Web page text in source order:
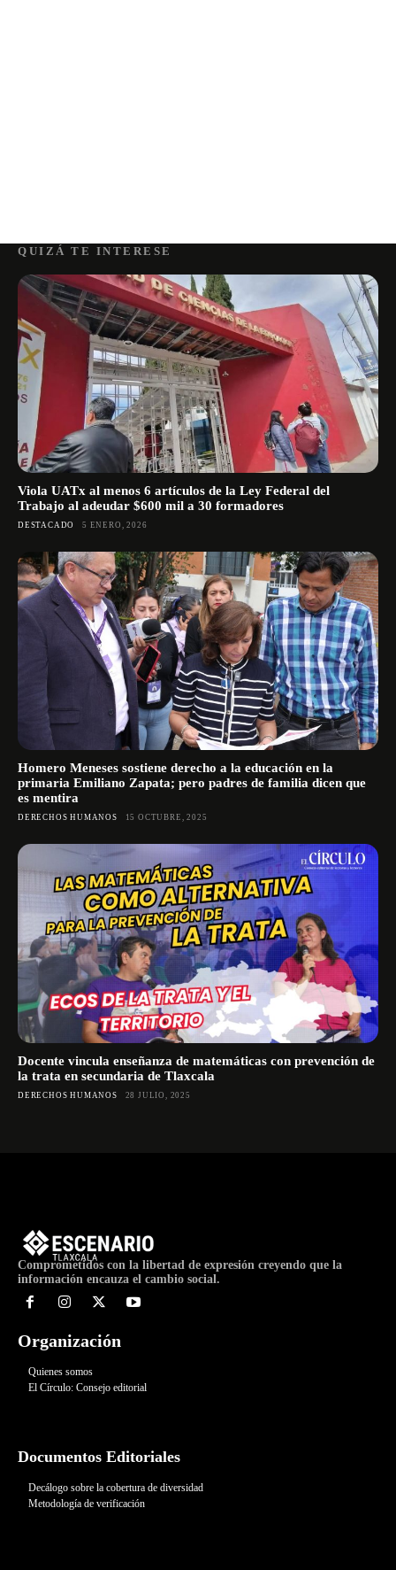
QUIZÁ TE INTERESE
Viola UATx al menos 6 artículos de la Ley Federal del
Trabajo al adeudar $600 mil a 30 formadores
DESTACADO 5 ENERO, 2026
Homero Meneses sostiene derecho a la educación en la
primaria Emiliano Zapata; pero padres de familia dicen que
es mentira
DERECHOS HUMANOS 15 OCTUBRE, 2025
Docente vincula enseñanza de matemáticas con prevención de
la trata en secundaria de Tlaxcala
DERECHOS HUMANOS 28 JULIO, 2025
Comprometidos con la libertad de expresión creyendo que la
información encauza el cambio social.
Organización
Quienes somos
El Círculo: Consejo editorial
Documentos Editoriales
Decálogo sobre la cobertura de diversidad
Metodología de verificación